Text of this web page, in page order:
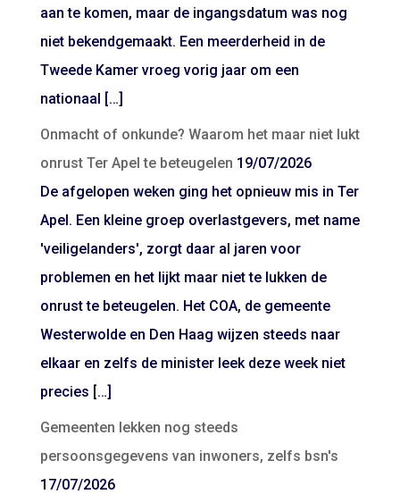
aan te komen, maar de ingangsdatum was nog
niet bekendgemaakt. Een meerderheid in de
Tweede Kamer vroeg vorig jaar om een
nationaal […]
Onmacht of onkunde? Waarom het maar niet lukt
onrust Ter Apel te beteugelen 19/07/2026
De afgelopen weken ging het opnieuw mis in Ter
Apel. Een kleine groep overlastgevers, met name
'veiligelanders', zorgt daar al jaren voor
problemen en het lijkt maar niet te lukken de
onrust te beteugelen. Het COA, de gemeente
Westerwolde en Den Haag wijzen steeds naar
elkaar en zelfs de minister leek deze week niet
precies […]
Gemeenten lekken nog steeds
persoonsgegevens van inwoners, zelfs bsn's
17/07/2026